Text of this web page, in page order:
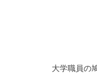
大学職員の